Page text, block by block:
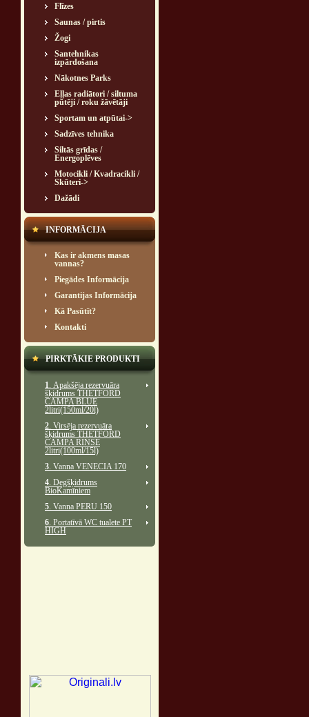
Flīzes
Saunas / pirtis
Žogi
Santehnikas
izpārdošana
Nākotnes Parks
Eļļas radiātori / siltuma
pūtēji / roku žāvētāji
Sportam un atpūtai->
Sadzīves tehnika
Siltās grīdas /
Energoplēves
Motocikli / Kvadracikli /
Skūteri->
Dažādi
INFORMĀCIJA
Kas ir akmens masas
vannas?
Piegādes Informācija
Garantijas Informācija
Kā Pasūtīt?
Kontakti
PIRKTĀKIE PRODUKTI
1. Apakšēja rezervuāra
šķidrums THETFORD
CAMPA BLUE
2litri(150ml/20l)
2. Virsēja rezervuāra
šķidrums THETFORD
CAMPA RINSE
2litri(100ml/15l)
3. Vanna VENECIA 170
4. Degšķidrums
BioKamīniem
5. Vanna PERU 150
6. Portatīvā WC tualete PT
HIGH